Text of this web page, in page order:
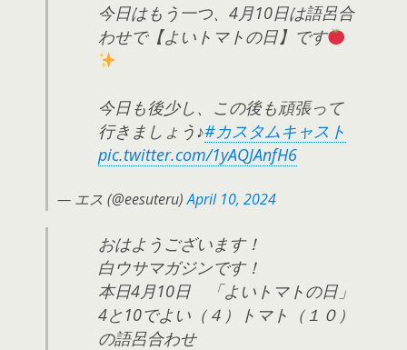
今日はもう一つ、4月10日は語呂合
わせで【よいトマトの日】です
今日も後少し、この後も頑張って
行きましょう♪#カスタムキャスト
pic.twitter.com/1yAQJAnfH6
— エス (@eesuteru)April 10, 2024
おはようございます！
白ウサマガジンです！
本日4月10日 「よいトマトの日」
4と10でよい（４）トマト（１０）
の語呂合わせ